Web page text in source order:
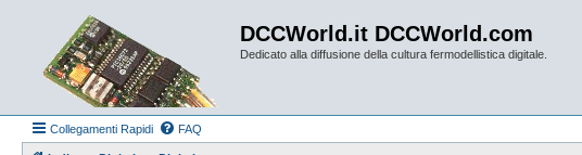
DCCWorld.it DCCWorld.com
Dedicato alla diffusione della cultura fermodellistica digitale.
Collegamenti Rapidi FAQ